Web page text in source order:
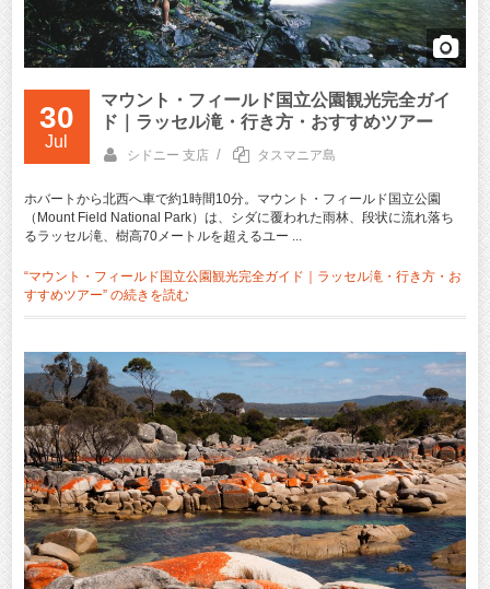
30
Jul
マウント・フィールド国立公園観光完全ガイ
ド｜ラッセル滝・行き方・おすすめツアー
シドニー 支店 / タスマニア島
ホバートから北西へ車で約1時間10分。マウント・フィールド国立公園
（Mount Field National Park）は、シダに覆われた雨林、段状に流れ落ち
るラッセル滝、樹高70メートルを超えるユー ...
“マウント・フィールド国立公園観光完全ガイド｜ラッセル滝・行き方・お
すすめツアー” の続きを読む